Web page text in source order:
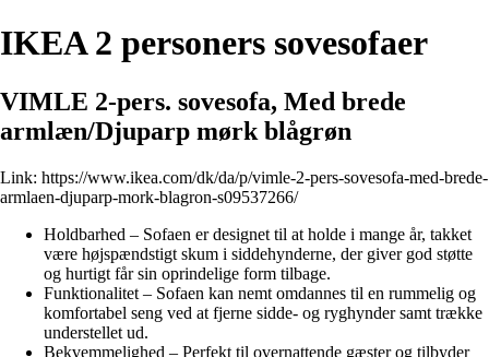
IKEA 2 personers sovesofaer
VIMLE 2-pers. sovesofa, Med brede
armlæn/Djuparp mørk blågrøn
Link: https://www.ikea.com/dk/da/p/vimle-2-pers-sovesofa-med-brede-
armlaen-djuparp-mork-blagron-s09537266/
Holdbarhed – Sofaen er designet til at holde i mange år, takket
være højspændstigt skum i siddehynderne, der giver god støtte
og hurtigt får sin oprindelige form tilbage.
Funktionalitet – Sofaen kan nemt omdannes til en rummelig og
komfortabel seng ved at fjerne sidde- og ryghynder samt trække
understellet ud.
Bekvemmelighed – Perfekt til overnattende gæster og tilbyder